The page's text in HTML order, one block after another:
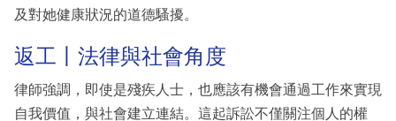
及對她健康狀況的道德騷擾。
返工丨法律與社會角度
律師強調，即使是殘疾人士，也應該有機會通過工作來實現
自我價值，與社會建立連結。這起訴訟不僅關注個人的權